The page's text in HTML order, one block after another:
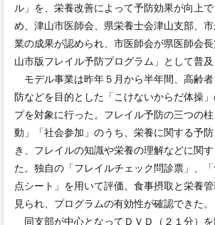
ル」を、栄養改善によって予防効果が向上
め、津山市医師会、県栄養士会津山支部、
業の成果が認められ、市医師会が県医師会
山市版フレイル予防プログラム」として普及
モデル事業は昨年５月から半年間、高齢
防などを目的とした「こけないからだ体操
プを対象に行った。フレイル予防の三つの
動」「社会参加」のうち、栄養に関する予
き、フレイルの知識や栄養の理解などに関
た。独自の「フレイルチェック問診票」、
点シート」を用いて評価。食事摂取と栄養
見られ、プログラムの有効性が確認できた。
同支部が中心となってＤＶＤ（２１分）